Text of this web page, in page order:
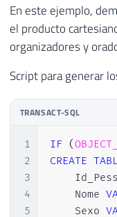
En este ejemplo,
el producto
organizadores y
Script para generar
TRANSACT-SQL
1
2
3
4
5
IF (
CREATE
    Nome
    Sexo